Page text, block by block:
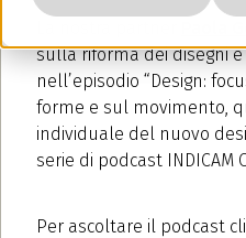
sulla riforma dei disegni e
nell’episodio “Design:
forme e sul movimento,
individuale del nuovo
serie di podcast INDICAM
Per ascoltare il podcast